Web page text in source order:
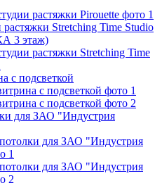
растяжки Pirouette фото 1
растяжки Stretching Time Studio
3 этаж)
растяжки Stretching Time
с подсветкой
с подсветкой фото 1
с подсветкой фото 2
для ЗАО "Индустрия
для ЗАО "Индустрия
1
для ЗАО "Индустрия
2